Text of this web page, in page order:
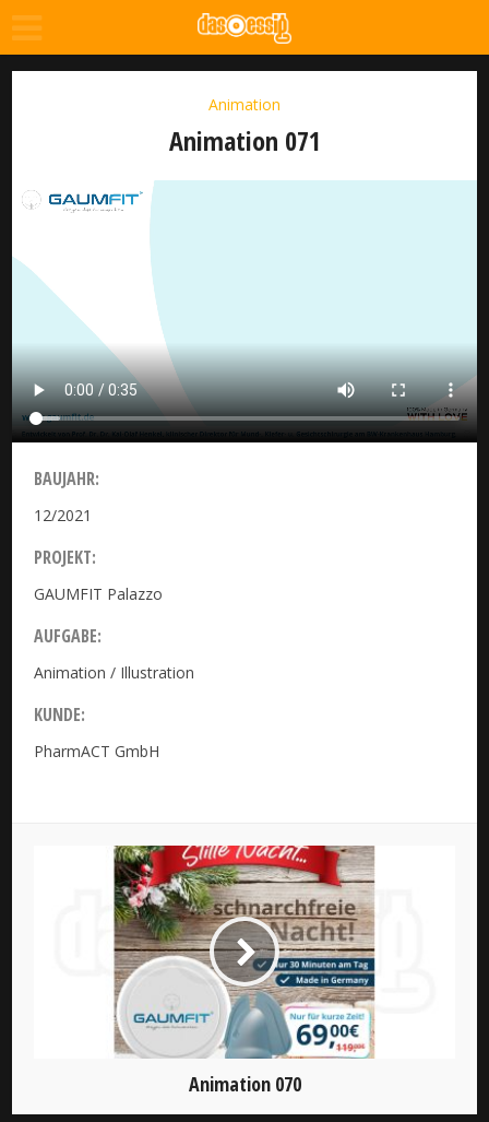
Animation
Animation 071
BAUJAHR:
12/2021
PROJEKT:
GAUMFIT Palazzo
AUFGABE:
Animation / Illustration
KUNDE:
PharmACT GmbH
Animation 070